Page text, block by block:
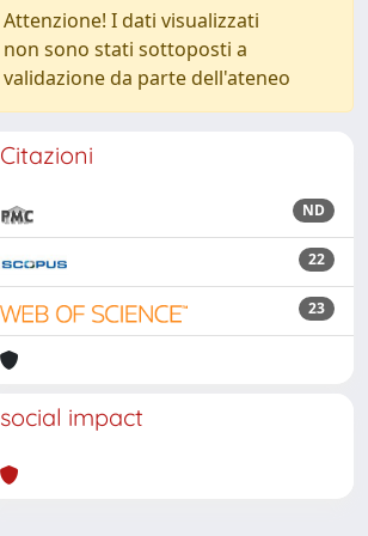
Attenzione! I dati visualizzati
non sono stati sottoposti a
validazione da parte dell'ateneo
Citazioni
ND
22
23
social impact